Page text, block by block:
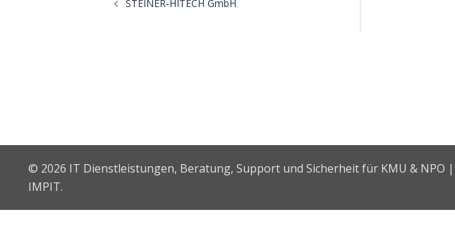
STEINER-HITECH GmbH
© 2026 IT Dienstleistungen, Beratung, Support und Sicherheit für KMU & NPO |
IMPIT.